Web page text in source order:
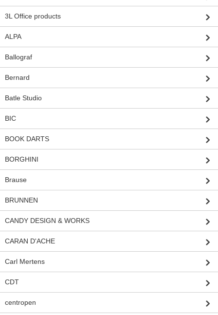
3L Office products
ALPA
Ballograf
Bernard
Batle Studio
BIC
BOOK DARTS
BORGHINI
Brause
BRUNNEN
CANDY DESIGN & WORKS
CARAN D'ACHE
Carl Mertens
CDT
centropen